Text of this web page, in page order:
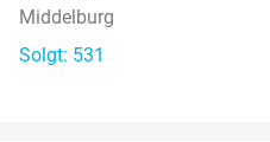
Middelburg
Solgt: 531